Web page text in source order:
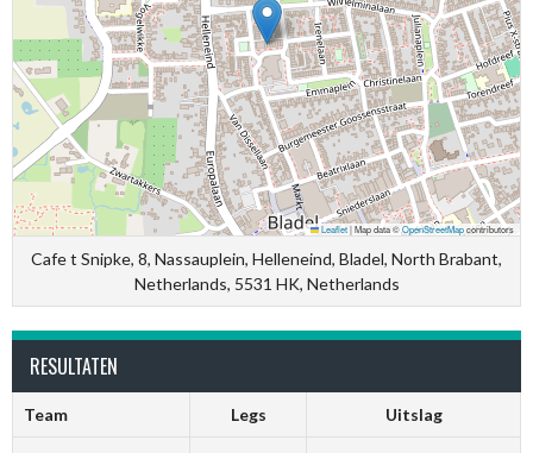
Leaflet|Map data ©OpenStreetMapcontributors
Cafe t Snipke, 8, Nassauplein, Helleneind, Bladel, North Brabant,
Netherlands, 5531 HK, Netherlands
RESULTATEN
Team Legs Uitslag